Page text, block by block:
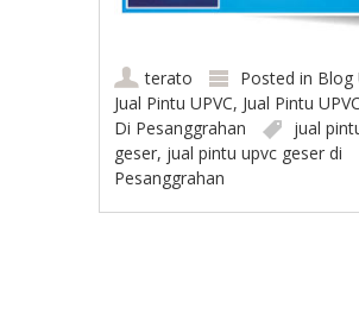
terato Posted in Blog
Jual Pintu UPVC, Jual Pintu
Di Pesanggrahan
jual
geser, jual pintu upvc geser di
Pesanggrahan